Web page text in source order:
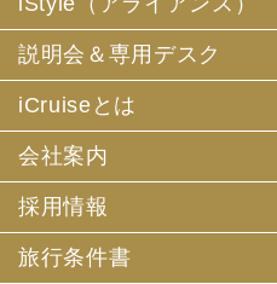
説明会＆専用デスク
iCruiseとは
会社案内
採用情報
旅行条件書